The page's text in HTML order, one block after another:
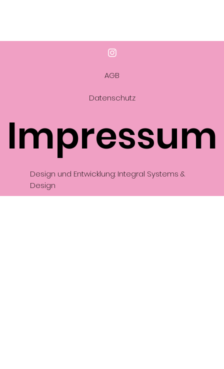
Design und Entwicklung: Integral Systems &
Design
AGB
Datenschutz
Impressum